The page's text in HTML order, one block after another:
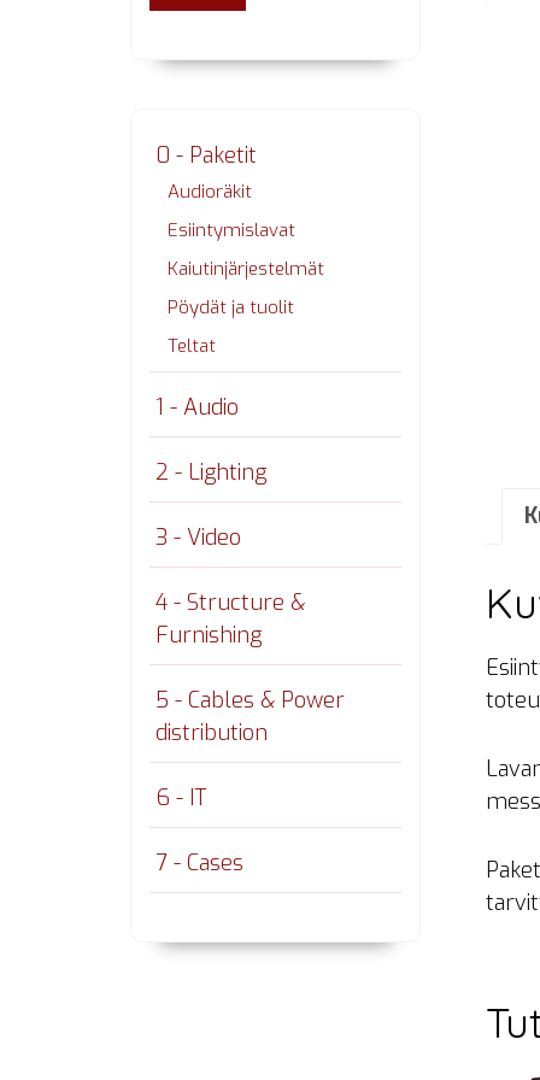
0 - Paketit
Audioräkit
Esiintymislavat
Kaiutinjärjestelmät
Pöydät ja tuolit
Teltat
1 - Audio
2 - Lighting
3 - Video
4 - Structure &
Furnishing
5 - Cables & Power
distribution
6 - IT
7 - Cases